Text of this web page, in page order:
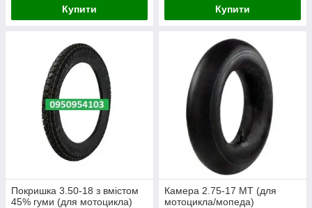
Купити Купити
Покришка 3.50-18 з вмістом
45% гуми (для мотоцикла)
Камера 2.75-17 МТ (для
мотоцикла/мопеда)